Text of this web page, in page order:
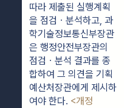
따라 제출된 실행계획
을 점검ㆍ분석하고, 과
학기술정보통신부장관
은 행정안전부장관의
점검ㆍ분석 결과를 종
합하여 그 의견을 기획
예산처장관에게 제시하
여야 한다. <개정